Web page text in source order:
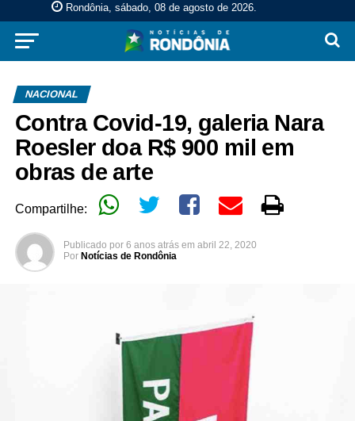
Rondônia, sábado, 08 de agosto de 2026.
NACIONAL
Contra Covid-19, galeria Nara
Roesler doa R$ 900 mil em
obras de arte
Compartilhe:
Publicado por 6 anos atrás em abril 22, 2020
Por Notícias de Rondônia